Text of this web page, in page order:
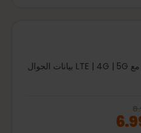
eSIM مدفوعة مسبقًا إندونيسيا مع LTE | 4G | 5G بيانات الجوال
€ 6.99